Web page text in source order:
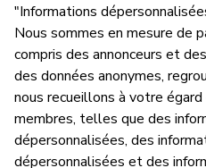
"Informations
Nous sommes en mesure de
compris des annonceurs et
des données anonymes,
nous recueillons à votre égard
membres, telles que des
dépersonnalisées, des
dépersonnalisées et des